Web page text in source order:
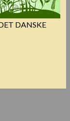
DANSKE